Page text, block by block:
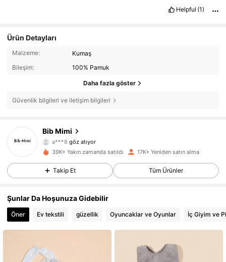
Helpful (1)
Ürün Detayları
Malzeme:
Kumaş
Bileşim:
100% Pamuk
Daha fazla göster
Güvenlik bilgileri ve iletişim bilgileri
Bib Mimi
a***8 göz atıyor
4,92
3.2K Takipçiler
4,92 3.2K Takipçiler
4,92 3.2K Takipçiler
4,92
39K+ Yakın zamanda satıldı 17K+ Yeniden satın alma
Takip Et Tüm Ürünler
Şunlar Da Hoşunuza Gidebilir
Öner Ev tekstili güzellik Oyuncaklar ve Oyunlar İç Giyim ve